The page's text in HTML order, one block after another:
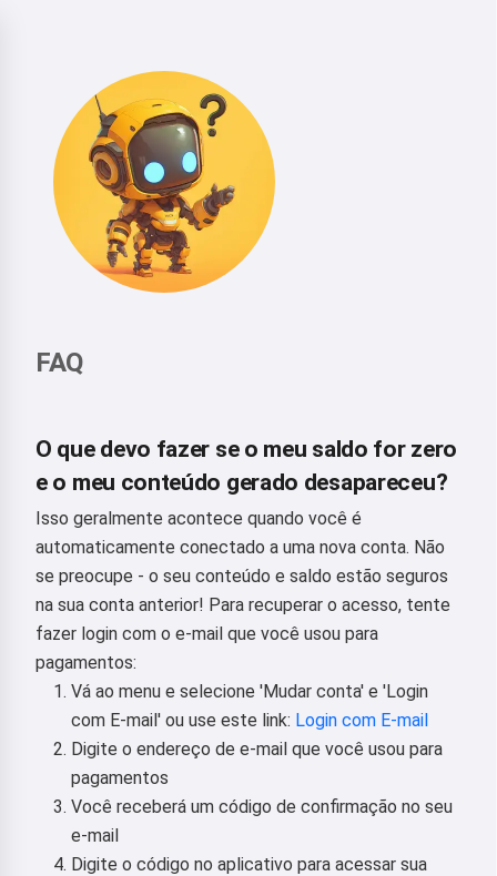
FAQ
O que devo fazer se o meu saldo for zero
e o meu conteúdo gerado desapareceu?
Isso geralmente acontece quando você é
automaticamente conectado a uma nova conta. Não
se preocupe - o seu conteúdo e saldo estão seguros
na sua conta anterior! Para recuperar o acesso, tente
fazer login com o e-mail que você usou para
pagamentos:
Vá ao menu e selecione 'Mudar conta' e 'Login
com E-mail' ou use este link: Login com E-mail
Digite o endereço de e-mail que você usou para
pagamentos
Você receberá um código de confirmação no seu
e-mail
Digite o código no aplicativo para acessar sua